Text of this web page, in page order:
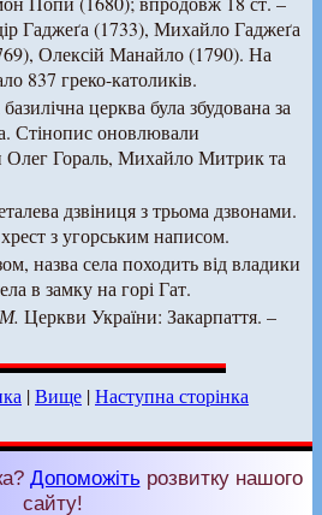
Гаджеґа (1733), Михайло Гаджеґа
Олексій Манайло (1790). На
837 греко-католиків.
церква була збудована за
Стінопис оновлювали
Олег Гораль, Михайло Митрик та
дзвіниця з трьома дзвонами.
з угорським написом.
назва села походить від владики
в замку на горі Гат.
Церкви України: Закарпаття. –
|Вище |Наступна сторінка
Допоможітьрозвитку нашого
сайту!